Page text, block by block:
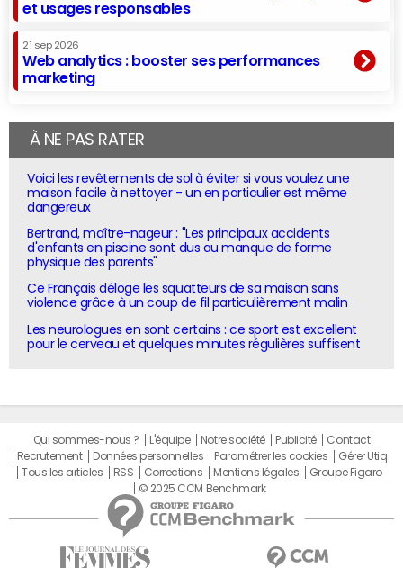
et usages responsables
21 sep 2026
Web analytics : booster ses performances
marketing
À NE PAS RATER
Voici les revêtements de sol à éviter si vous voulez une
maison facile à nettoyer - un en particulier est même
dangereux
Bertrand, maître-nageur : "Les principaux accidents
d'enfants en piscine sont dus au manque de forme
physique des parents"
Ce Français déloge les squatteurs de sa maison sans
violence grâce à un coup de fil particulièrement malin
Les neurologues en sont certains : ce sport est excellent
pour le cerveau et quelques minutes régulières suffisent
Qui sommes-nous ? L'équipe Notre société Publicité
Contact
Recrutement
Données personnelles Paramétrer les cookies
Gérer Utiq
Tous les articles
RSS Corrections Mentions légales
Groupe Figaro
© 2025 CCM Benchmark